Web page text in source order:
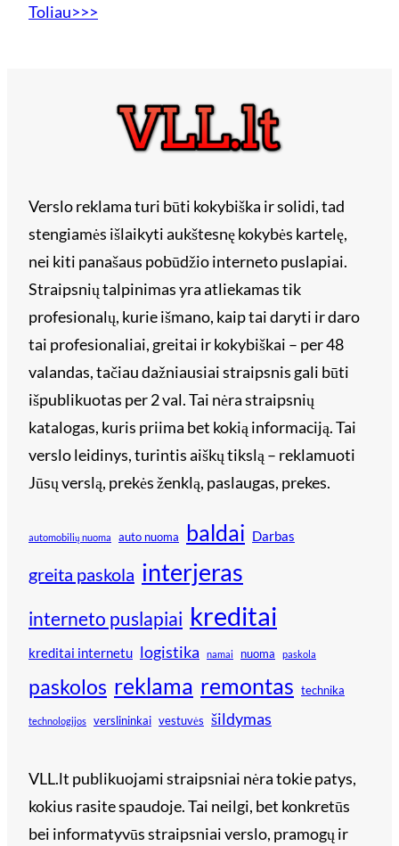
Toliau>>>
Verslo reklama turi būti kokybiška ir solidi, tad
stengiamės išlaikyti aukštesnę kokybės kartelę,
nei kiti panašaus pobūdžio interneto puslapiai.
Straipsnių talpinimas yra atliekamas tik
profesionalų, kurie išmano, kaip tai daryti ir daro
tai profesionaliai, greitai ir kokybiškai – per 48
valandas, tačiau dažniausiai straipsnis gali būti
išpublikuotas per 2 val. Tai nėra straipsnių
katalogas, kuris priima bet kokią informaciją. Tai
verslo leidinys, turintis aiškų tikslą – reklamuoti
Jūsų verslą, prekės ženklą, paslaugas, prekes.
automobilių nuoma auto nuoma baldai Darbas
greita paskola interjeras
interneto puslapiai kreditai
kreditai internetu logistika namai nuoma paskola
paskolos reklama remontas technika
technologijos verslininkai vestuvės šildymas
VLL.lt publikuojami straipsniai nėra tokie patys,
kokius rasite spaudoje. Tai neilgi, bet konkretūs
bei informatyvūs straipsniai verslo, pramogų ir